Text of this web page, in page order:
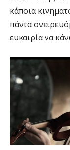
κάποια
πάντα
ευκαιρία να